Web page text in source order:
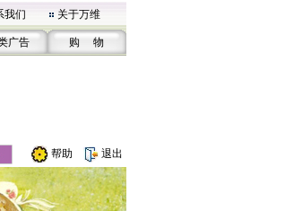
我们 关于万维
广告 购 物
帮助 退出